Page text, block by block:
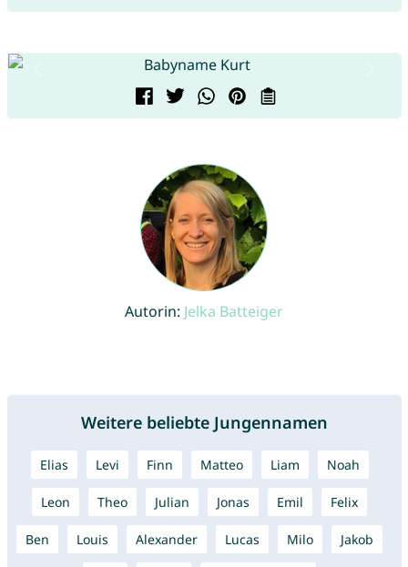
Autorin: Jelka Batteiger
Weitere beliebte Jungennamen
Elias Levi Finn Matteo Liam Noah
Leon Theo Julian Jonas Emil Felix
Ben Louis Alexander Lucas Milo Jakob